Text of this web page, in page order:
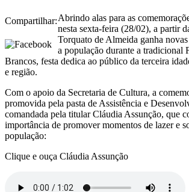
Compartilhar:Abrindo alas para as
nesta sexta-feira (28/02), a partir
Torquato de Almeida ganha
a população durante a tradicional
Brancos, festa dedica ao público da terceira
e região.
Com o apoio da Secretaria de Cultura, a
promovida pela pasta de Assistência e
comandada pela titular Cláudia Assunção, que
importância de promover momentos de lazer e
população:
Clique e ouça Cláudia Assunção